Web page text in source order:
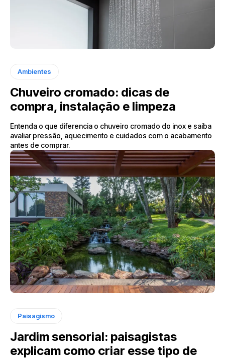
Ambientes
Chuveiro cromado: dicas de
compra, instalação e limpeza
Entenda o que diferencia o chuveiro cromado do inox e saiba
avaliar pressão, aquecimento e cuidados com o acabamento
antes de comprar.
Paisagismo
Jardim sensorial: paisagistas
explicam como criar esse tipo de